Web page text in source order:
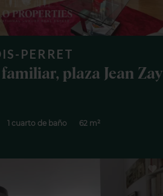
PERRET
plaza Jean Zay
1 cuarto de baño 62 m²